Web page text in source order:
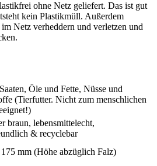
ohne Netz geliefert. Das ist gut
kein Plastikmüll. Außerdem
Netz verheddern und verletzen und
Öle und Fette, Nüsse und
(Tierfutter. Nicht zum menschlichen
braun, lebensmittelecht,
& recyclebar
mm (Höhe abzüglich Falz)